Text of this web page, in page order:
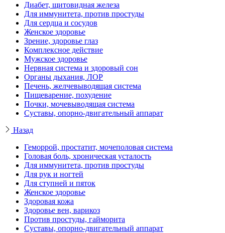
Диабет, щитовидная железа
Для иммунитета, против простуды
Для сердца и сосудов
Женское здоровье
Зрение, здоровье глаз
Комплексное действие
Мужское здоровье
Нервная система и здоровый сон
Органы дыхания, ЛОР
Печень, желчевыводящая система
Пищеварение, похудение
Почки, мочевыводящая система
Суставы, опорно-двигательный аппарат
Назад
Геморрой, простатит, мочеполовая система
Головая боль, хроническая усталость
Для иммунитета, против простуды
Для рук и ногтей
Для ступней и пяток
Женское здоровье
Здоровая кожа
Здоровье вен, варикоз
Против простуды, гайморита
Суставы, опорно-двигательный аппарат